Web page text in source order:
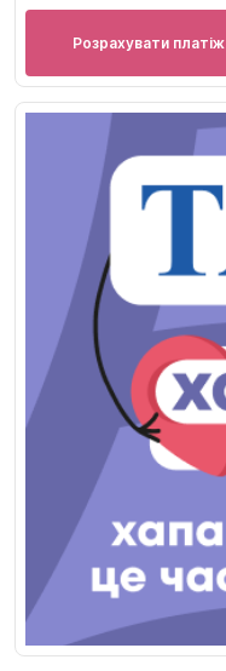
Розрахувати платіж